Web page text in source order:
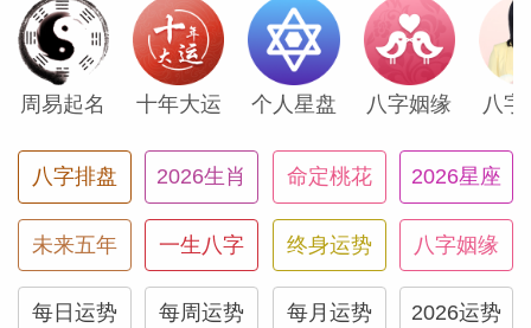
你的人际关系现在可能正在发展。你可能会
发现与朋友、伴侣或爱人的新日常。如果你
是单身，正在寻找有趣的人，你可能会对不
寻常的浪漫兴趣感到惊讶。你可能渴望改
变，你想重塑与他人的联系，这可能会带来
令人兴奋的改善。尽你所能保持开放的态
度，并同意你男友的想法，因为你可能会越
周易起名 十年大运 个人星盘 八字姻缘 八字
八字排盘 2026生肖 命定桃花 2026星座
未来五年 一生八字 终身运势 八字姻缘
每日运势 每周运势 每月运势 2026运势